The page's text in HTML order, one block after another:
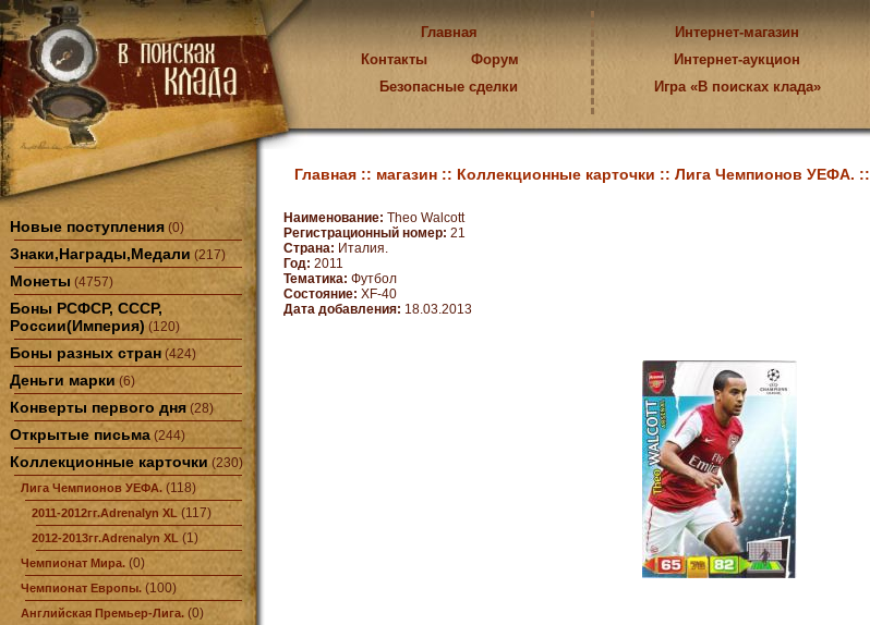
Главная
Контакты
Форум
Безопасные сделки
Интернет-магазин
Интернет-аукцион
Игра «В поисках клада»
Новые поступления (0)
Знаки,Награды,Медали (217)
Монеты (4757)
Боны РСФСР, СССР,
России(Империя) (120)
Боны разных стран (424)
Деньги марки (6)
Конверты первого дня (28)
Открытые письма (244)
Коллекционные карточки (230)
Лига Чемпионов УЕФА. (118)
2011-2012гг.Adrenalyn XL (117)
2012-2013гг.Adrenalyn XL (1)
Чемпионат Мира. (0)
Чемпионат Европы. (100)
Английская Премьер-Лига. (0)
Главная :: магазин :: Коллекционные карточки :: Лига Чемпионов УЕФА. ::
Наименование: Theo Walcott
Регистрационный номер: 21
Страна: Италия.
Год: 2011
Тематика: Футбол
Состояние: XF-40
Дата добавления: 18.03.2013